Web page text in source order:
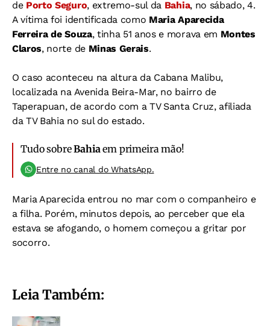
de Porto Seguro, extremo-sul da Bahia, no sábado, 4.
A vítima foi identificada como Maria Aparecida
Ferreira de Souza, tinha 51 anos e morava em Montes
Claros, norte de Minas Gerais.
O caso aconteceu na altura da Cabana Malibu,
localizada na Avenida Beira-Mar, no bairro de
Taperapuan, de acordo com a TV Santa Cruz, afiliada
da TV Bahia no sul do estado.
Tudo sobreBahiaem primeira mão!
Entre no canal do WhatsApp.
Maria Aparecida entrou no mar com o companheiro e
a filha. Porém, minutos depois, ao perceber que ela
estava se afogando, o homem começou a gritar por
socorro.
Leia Também: